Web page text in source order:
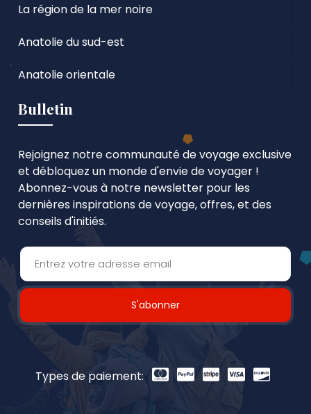
La région de la mer noire
Anatolie du sud-est
Anatolie orientale
Bulletin
Rejoignez notre communauté de voyage exclusive
et débloquez un monde d'envie de voyager !
Abonnez-vous à notre newsletter pour les
dernières inspirations de voyage, offres, et des
conseils d'initiés.
S'abonner
Types de paiement: